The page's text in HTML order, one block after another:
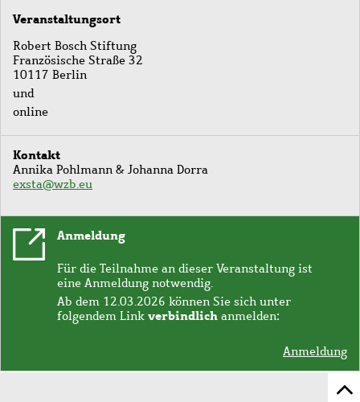
Veranstaltungsort
Robert Bosch Stiftung
Französische Straße 32
10117 Berlin
und
online
Kontakt
Annika Pohlmann & Johanna Dorra
exsta@wzb.eu
Anmeldung
Für die Teilnahme an dieser Veranstaltung ist
eine Anmeldung notwendig.
Ab dem 12.03.2026 können Sie sich unter
folgendem Link verbindlich anmelden:
Anmeldung